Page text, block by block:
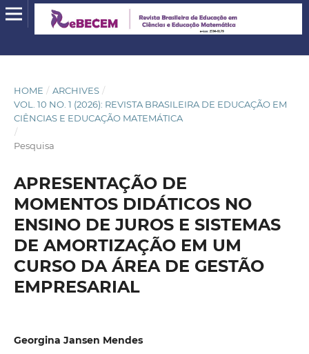
HOME / ARCHIVES /
VOL. 10 NO. 1 (2026): REVISTA BRASILEIRA DE EDUCAÇÃO EM
CIÊNCIAS E EDUCAÇÃO MATEMÁTICA
/
Pesquisa
APRESENTAÇÃO DE
MOMENTOS DIDÁTICOS NO
ENSINO DE JUROS E SISTEMAS
DE AMORTIZAÇÃO EM UM
CURSO DA ÁREA DE GESTÃO
EMPRESARIAL
Georgina Jansen Mendes